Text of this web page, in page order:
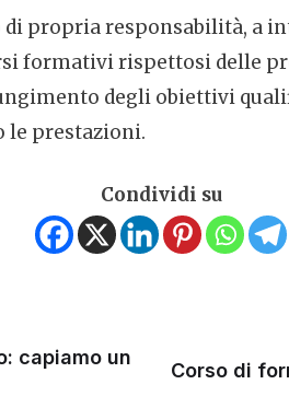
propria responsabilità, a
formativi rispettosi delle
degli obiettivi
le prestazioni.
Condividi su
capiamo un
Corso di